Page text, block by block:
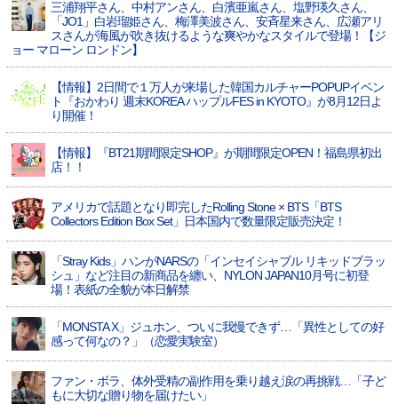
三浦翔平さん、中村アンさん、白濱亜嵐さん、塩野瑛久さん、
「JO1」白岩瑠姫さん、梅澤美波さん、安斉星来さん、広瀬アリ
スさんが海風が吹き抜けるような爽やかなスタイルで登場！【ジ
ョー マローン ロンドン】
【情報】2日間で１万人が来場した韓国カルチャーPOPUPイベン
ト『おかわり 週末KOREA ハップルFES in KYOTO』が8月12日よ
り開催！
【情報】『BT21期間限定SHOP』が期間限定OPEN！福島県初出
店！！
アメリカで話題となり即完したRolling Stone × BTS「BTS
Collectors Edition Box Set」日本国内で数量限定販売決定！
「Stray Kids」ハンがNARSの「インセイシャブル リキッドブラッ
シュ」など注目の新商品を纏い、NYLON JAPAN10月号に初登
場！表紙の全貌が本日解禁
「MONSTA X」ジュホン、ついに我慢できず…「異性としての好
感って何なの？」（恋愛実験室）
ファン・ボラ、体外受精の副作用を乗り越え涙の再挑戦…「子ど
もに大切な贈り物を届けたい」